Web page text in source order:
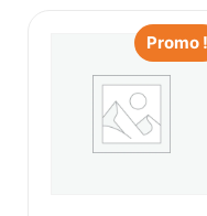
Promo !